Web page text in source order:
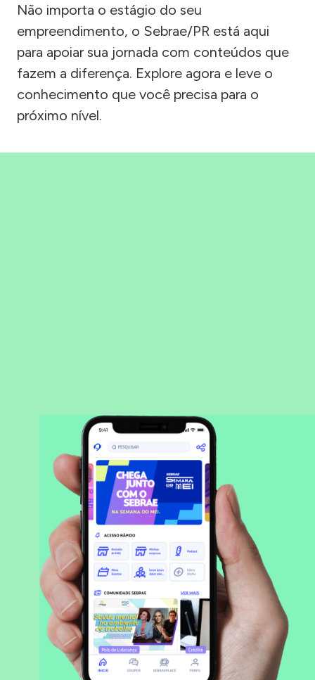
Não importa o estágio do seu
empreendimento, o Sebrae/PR está aqui
para apoiar sua jornada com conteúdos que
fazem a diferença. Explore agora e leve o
conhecimento que você precisa para o
próximo nível.